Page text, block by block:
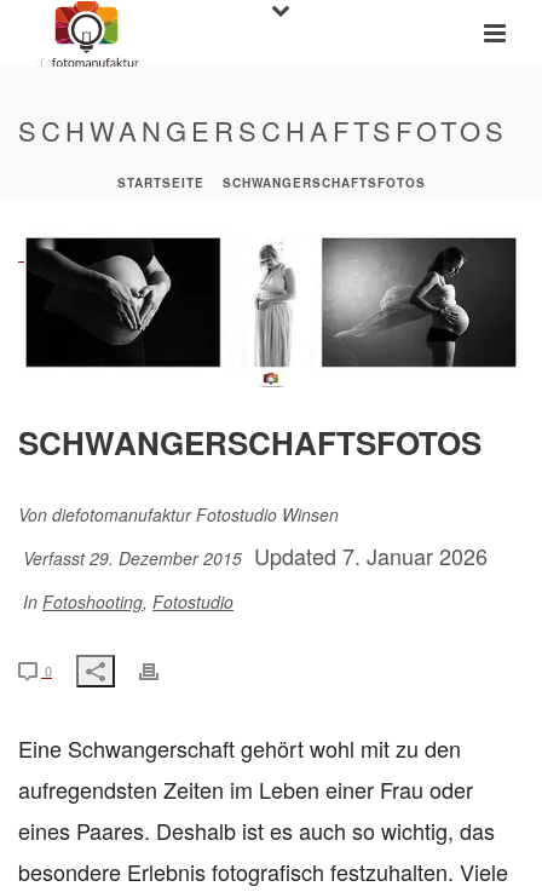
SCHWANGERSCHAFTSFOTOS
STARTSEITE SCHWANGERSCHAFTSFOTOS
SCHWANGERSCHAFTSFOTOS
Von diefotomanufaktur Fotostudio Winsen
Verfasst 29. Dezember 2015 Updated 7. Januar 2026
In Fotoshooting, Fotostudio
0
Eine Schwangerschaft gehört wohl mit zu den
aufregendsten Zeiten im Leben einer Frau oder
eines Paares. Deshalb ist es auch so wichtig, das
besondere Erlebnis fotografisch festzuhalten. Viele